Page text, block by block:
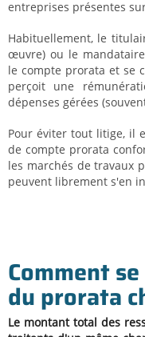
entreprises présentes
Habituellement, le
œuvre) ou le
le compte prorata et se
perçoit une
dépenses gérées
Pour éviter tout litige, il
de compte prorata
les marchés de travaux
peuvent librement s'en
Comment
du prorata
Le montant total des